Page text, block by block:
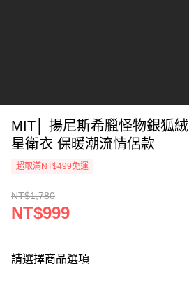
MIT│ 揚尼斯希臘怪物銀狐
星衛衣 保暖潮流情侶款
超取滿NT$499免運
NT$1,780
NT$999
請選擇商品選項